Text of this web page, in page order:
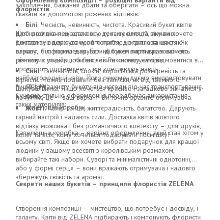
захоплення, бажання дбати та оберігати – ось що можна
сказати за допомогою рожевих відтінків.
Білі. Чесність, невинність, чистота. Красивий букет квітів
для юної дівчини, а також у день весілля та вінчання.
Символізує шлях до нового життя, до світла та щастя. Як
варіант, білі можна дарувати діловим партнерам на честь
святкових подій, щоби висловити чистоту намірів.
Сині. Таємничість, спокій, королівська розміреність та
вірність. Можна подавати без записки, як від таємного
шанувальника. Якщо хочеться красиво і загадково зізнатися у
почуттях, це – ваш варіант. Ви точно вразите отримувача.
Жовті. Колір сонця, життєрадісність, багатство. Дарують
гарний настрій і надають сили. Доставка квітів жовтого
відтінку можлива і без романтичного контексту – для друзів,
колег та всіх, кому хочеться подарувати посмішку!
флористів
Щоб рослина передала всю ту гаму емоцій, яку ви хочете
доставити одержувачу, їй потрібне «огранювання», як
алмазу, – оформлення. Гарний букет виглядає зовсім по-
різному в упаковці та без неї. Рекомендуємо відмовитися від
прозорого поліетилену - він здешевлює навіть
найблагородніші квіти. Його рекомендуємо використовувати
лише для захисту букету від негоди під час транспортування.
Сучасне стильне оформлення передбачає використання
таких матеріалів:
стрічки;
папір;
капелюшні коробки.
Капелюшна коробка – варіант оформлення, який став хітом у
всьому світі. Якщо ви хочете вибрати подарунок для кращої
людини у вашому всесвіті з королівським розмахом,
вибирайте такі набори. Суворі та мінімалістичні однотонні,
або у формі серця – вони вражають отримувача і надовго
збережуть свіжість та аромат.
Секрети наших букетів – принципи флористів ZELENA
Створення композиції – мистецтво, що потребує і досвіду, і
таланту. Квіти від ZELENA підбирають і компонують флористи